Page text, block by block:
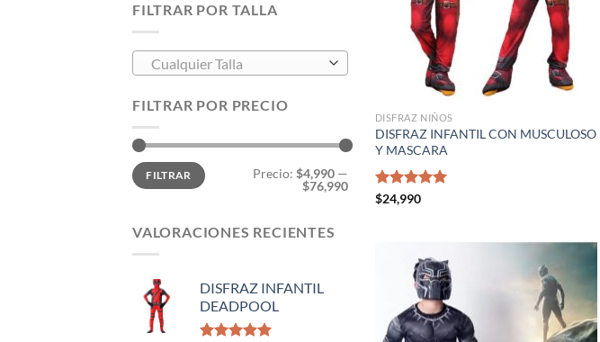
FILTRAR POR TALLA
Cualquier Talla
FILTRAR POR PRECIO
Precio
mínimo
Precio
máximo
FILTRAR Precio: $4,990 —
$76,990
VALORACIONES RECIENTES
DISFRAZ INFANTIL
DEADPOOL
DISFRAZ NIÑOS
DISFRAZ INFANTIL CON MUSCULOSO
Y MASCARA
Valorado
$24,990